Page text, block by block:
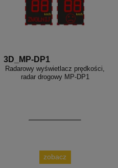
3D_MP-DP1
Radarowy wyświetlacz prędkości,
radar drogowy MP-DP1
zobacz